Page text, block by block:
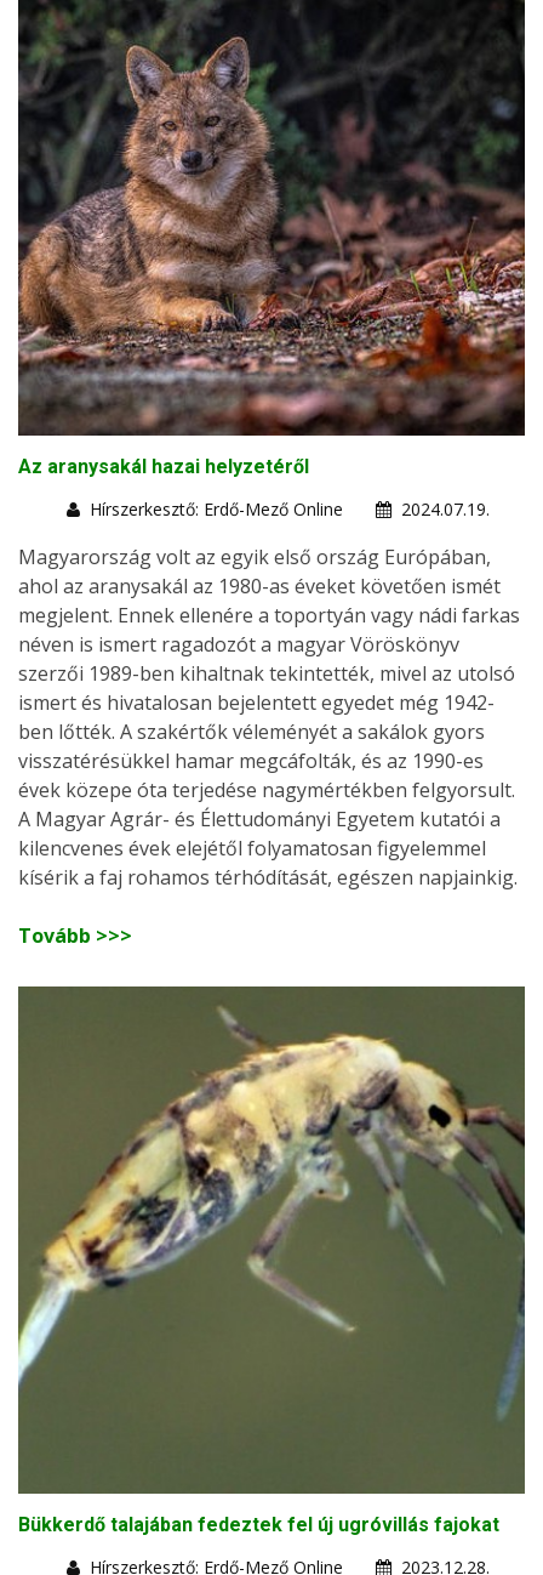
Az aranysakál hazai helyzetéről
Hírszerkesztő: Erdő-Mező Online
2024.07.19.
Magyarország volt az egyik első ország Európában,
ahol az aranysakál az 1980-as éveket követően ismét
megjelent. Ennek ellenére a toportyán vagy nádi farkas
néven is ismert ragadozót a magyar Vöröskönyv
szerzői 1989-ben kihaltnak tekintették, mivel az utolsó
ismert és hivatalosan bejelentett egyedet még 1942-
ben lőtték. A szakértők véleményét a sakálok gyors
visszatérésükkel hamar megcáfolták, és az 1990-es
évek közepe óta terjedése nagymértékben felgyorsult.
A Magyar Agrár- és Élettudományi Egyetem kutatói a
kilencvenes évek elejétől folyamatosan figyelemmel
kísérik a faj rohamos térhódítását, egészen napjainkig.
Tovább >>>
Bükkerdő talajában fedeztek fel új ugróvillás fajokat
Hírszerkesztő: Erdő-Mező Online
2023.12.28.